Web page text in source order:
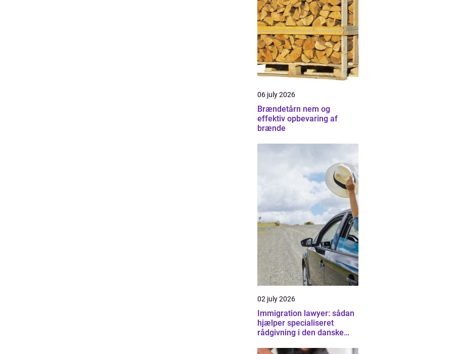
06 july 2026
Brændetårn nem og
effektiv opbevaring af
brænde
02 july 2026
Immigration lawyer: sådan
hjælper specialiseret
rådgivning i den danske